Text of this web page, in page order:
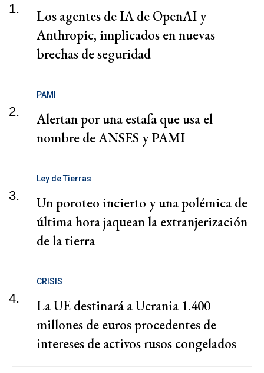
1.
Los agentes de IA de OpenAI y
Anthropic, implicados en nuevas
brechas de seguridad
2.
PAMI
Alertan por una estafa que usa el
nombre de ANSES y PAMI
3.
Ley de Tierras
Un poroteo incierto y una polémica de
última hora jaquean la extranjerización
de la tierra
4.
CRISIS
La UE destinará a Ucrania 1.400
millones de euros procedentes de
intereses de activos rusos congelados